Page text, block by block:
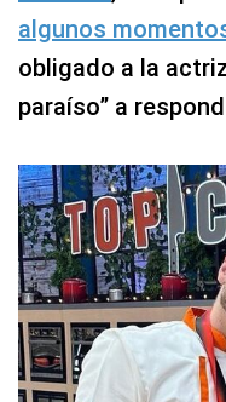
algunos
obligado a la
paraíso” a